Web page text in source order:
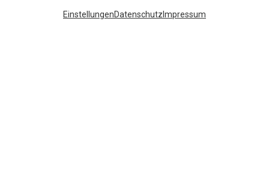
EinstellungenDatenschutz Impressum